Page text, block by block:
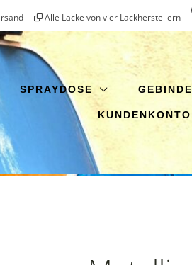
Alle Lacke von vier Lackherstellern
SPRAYDOSE GEBINDE
KUNDENKONTO